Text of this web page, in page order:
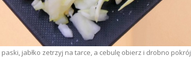
jabłko zetrzyj na tarce, a cebulę obierz i drobno pokrój